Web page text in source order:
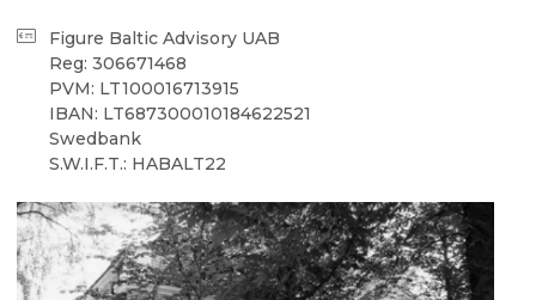
Figure Baltic Advisory UAB
Reg: 306671468
PVM: LT100016713915
IBAN: LT687300010184622521
Swedbank
S.W.I.F.T.: HABALT22